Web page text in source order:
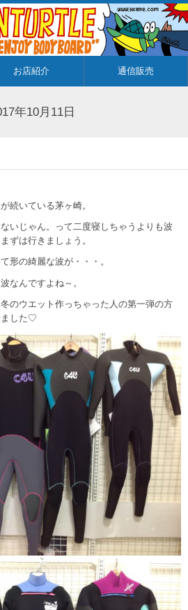
お店紹介 通信販売
年10月11日
続いている茅ヶ崎。
いじゃん。って二度寝しちゃうよりも波
ずは行きましょう。
形の綺麗な波が・・・。
なんですよね～。
のウエット作っちゃった人の第一弾の方
ました♡